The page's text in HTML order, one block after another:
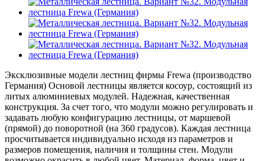
Эксклюзивные модели лестниц фирмы Frewa (производство
Германия) Основой лестницы является косоур, состоящий из
литых алюминиевых модулей. Надежная, качественная
конструкция. За счет того, что модули можно регулировать и
задавать любую конфигурацию лестницы, от маршевой
(прямой) до поворотной (на 360 градусов). Каждая лестница
просчитывается индивидуально исходя из параметров и
размеров помещения, наличия и толщины стен. Модули